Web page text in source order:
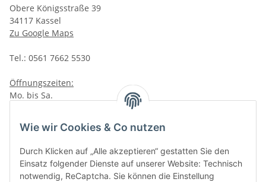
Wie wir Cookies & Co nutzen
Durch Klicken auf „Alle akzeptieren“ gestatten Sie den
Einsatz folgender Dienste auf unserer Website: Technisch
notwendig, ReCaptcha. Sie können die Einstellung
Obere Königsstraße 39
34117 Kassel
Zu Google Maps
Tel.: 0561 7662 5530
Öffnungszeiten:
Mo. bis Sa.
VAPERZ Vellmar
Lange Wender 7
34246 Vellmar
Zu Google Maps